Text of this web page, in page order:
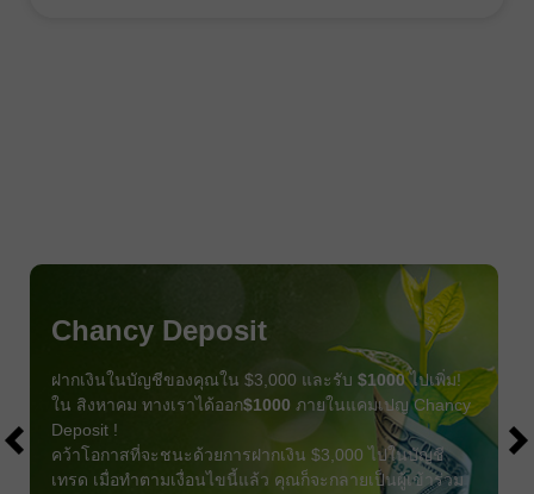
Chancy Deposit
ฝากเงินในบัญชีของคุณใน $3,000 และรับ $1000ไปเพิ่ม!
ใน สิงหาคม ทางเราได้ออก$1000 ภายในแคมเปญ Chancy
Deposit !
คว้าโอกาสที่จะชนะด้วยการฝากเงิน $3,000 ไปในบัญชี
เทรด เมื่อทำตามเงื่อนไขนี้แล้ว คุณก็จะกลายเป็นผู้เข้าร่วม